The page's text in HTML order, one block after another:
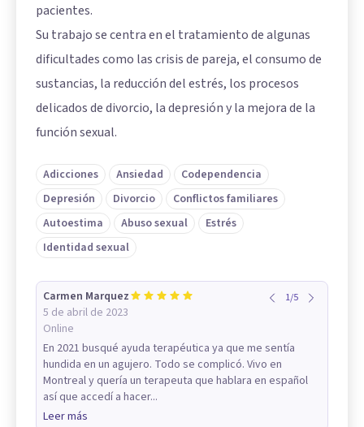
pacientes.
Su trabajo se centra en el tratamiento de algunas
dificultades como las crisis de pareja, el consumo de
sustancias, la reducción del estrés, los procesos
delicados de divorcio, la depresión y la mejora de la
función sexual.
Adicciones Ansiedad
Codependencia
Depresión
Divorcio
Conflictos familiares
Autoestima
Abuso sexual
Estrés
Identidad sexual
Carmen Marquez
5 de abril de 2023
Online
1/5
En 2021 busqué ayuda terapéutica ya que me sentía
hundida en un agujero. Todo se complicó. Vivo en
Montreal y quería un terapeuta que hablara en español
así que accedí a hacer...
Leer más